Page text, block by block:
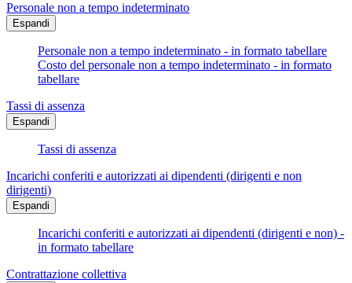
Personale non a tempo indeterminato
Espandi
Personale non a tempo indeterminato - in formato tabellare
Costo del personale non a tempo indeterminato - in formato
tabellare
Tassi di assenza
Espandi
Tassi di assenza
Incarichi conferiti e autorizzati ai dipendenti (dirigenti e non
dirigenti)
Espandi
Incarichi conferiti e autorizzati ai dipendenti (dirigenti e non) -
in formato tabellare
Contrattazione collettiva